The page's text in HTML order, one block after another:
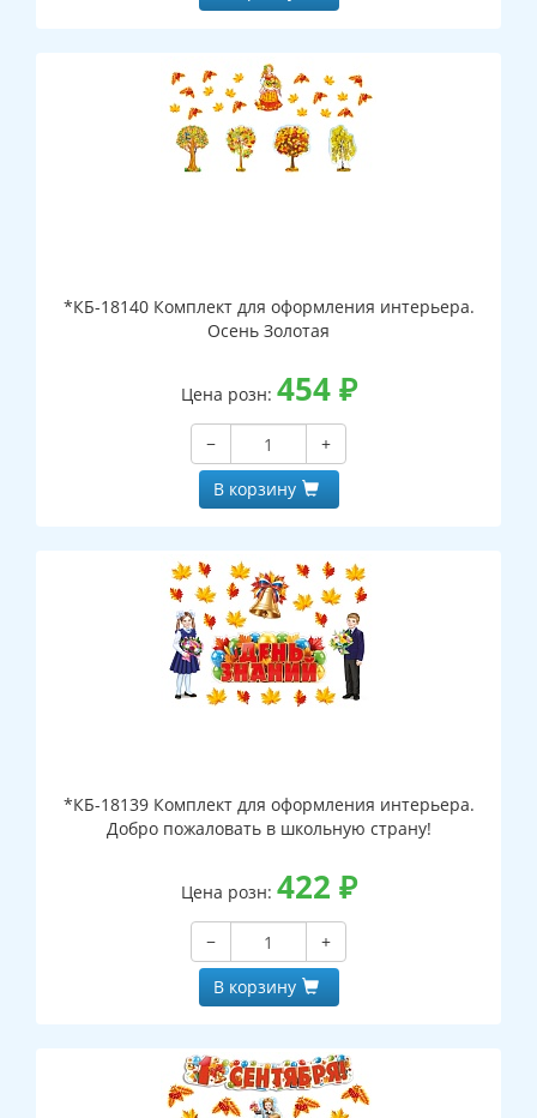
*КБ-18140 Комплект для оформления интерьера.
Осень Золотая
Цена розн: 454₽
−
+
В корзину
*КБ-18139 Комплект для оформления интерьера.
Добро пожаловать в школьную страну!
Цена розн: 422 ₽
−
+
В корзину